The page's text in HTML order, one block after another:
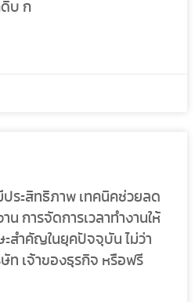
ดิบ ก
ประสิทธิภาพ เทคนิคช่วยลด
น การจัดการเวลาทำงานให้
สำคัญในยุคปัจจุบัน ไม่ว่า
ท เจ้าของธุรกิจ หรือฟรี